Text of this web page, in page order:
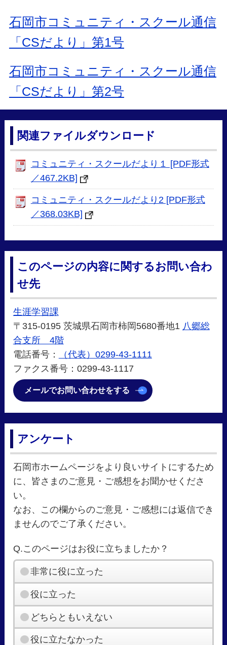
石岡市コミュニティ・スクール通信
「CSだより」第1号
石岡市コミュニティ・スクール通信
「CSだより」第2号
関連ファイルダウンロード
コミュニティ・スクールだより１ [PDF形式
／467.2KB]
コミュニティ・スクールだより2 [PDF形式
／368.03KB]
このページの内容に関するお問い合わ
せ先
生涯学習課
〒315-0195 茨城県石岡市柿岡5680番地1 八郷総
合支所 4階
電話番号：
（代表）0299-43-1111
ファクス番号：0299-43-1117
メールでお問い合わせをする
アンケート
石岡市ホームページをより良いサイトにするため
に、皆さまのご意見・ご感想をお聞かせくださ
い。
なお、この欄からのご意見・ご感想には返信でき
ませんのでご了承ください。
Q.このページはお役に立ちましたか？
非常に役に立った
役に立った
どちらともいえない
役に立たなかった